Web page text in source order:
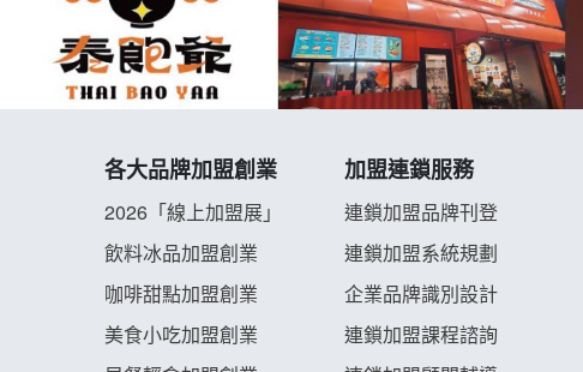
各大品牌加盟創業
2026「線上加盟展」
飲料冰品加盟創業
咖啡甜點加盟創業
美食小吃加盟創業
加盟連鎖服務
連鎖加盟品牌刊登
連鎖加盟系統規劃
企業品牌識別設計
連鎖加盟課程諮詢